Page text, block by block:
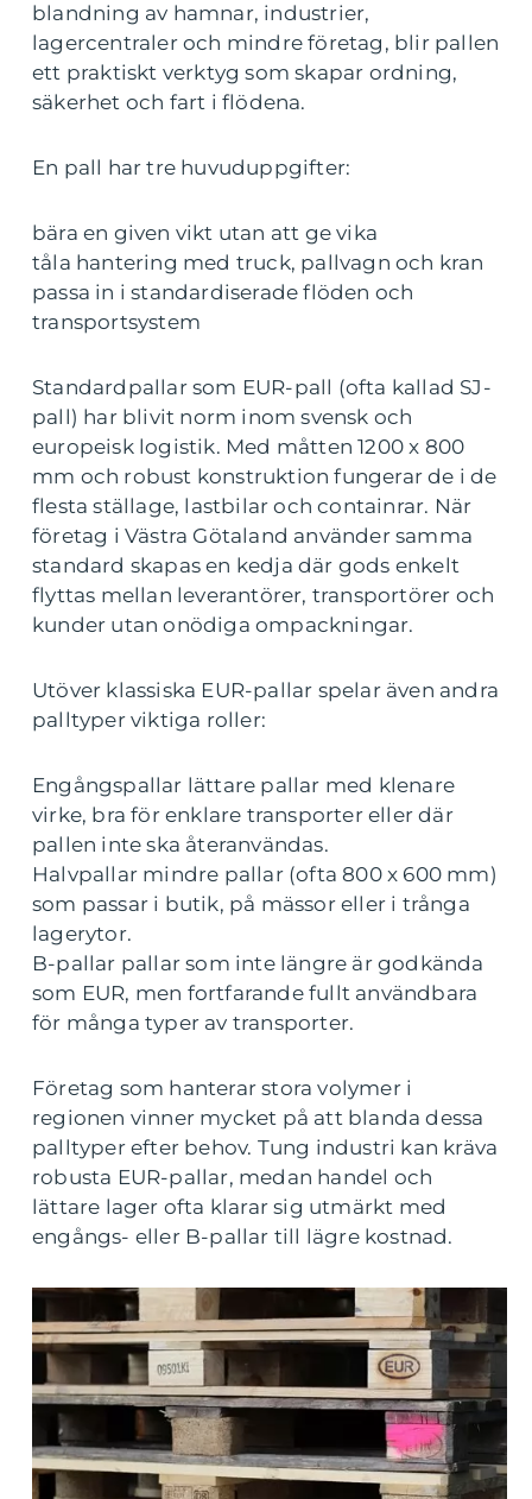
blandning av hamnar, industrier,
lagercentraler och mindre företag, blir pallen
ett praktiskt verktyg som skapar ordning,
säkerhet och fart i flödena.
En pall har tre huvuduppgifter:
bära en given vikt utan att ge vika
tåla hantering med truck, pallvagn och kran
passa in i standardiserade flöden och
transportsystem
Standardpallar som EUR-pall (ofta kallad SJ-
pall) har blivit norm inom svensk och
europeisk logistik. Med måtten 1200 x 800
mm och robust konstruktion fungerar de i de
flesta ställage, lastbilar och containrar. När
företag i Västra Götaland använder samma
standard skapas en kedja där gods enkelt
flyttas mellan leverantörer, transportörer och
kunder utan onödiga ompackningar.
Utöver klassiska EUR-pallar spelar även andra
palltyper viktiga roller:
Engångspallar lättare pallar med klenare
virke, bra för enklare transporter eller där
pallen inte ska återanvändas.
Halvpallar mindre pallar (ofta 800 x 600 mm)
som passar i butik, på mässor eller i trånga
lagerytor.
B-pallar pallar som inte längre är godkända
som EUR, men fortfarande fullt användbara
för många typer av transporter.
Företag som hanterar stora volymer i
regionen vinner mycket på att blanda dessa
palltyper efter behov. Tung industri kan kräva
robusta EUR-pallar, medan handel och
lättare lager ofta klarar sig utmärkt med
engångs- eller B-pallar till lägre kostnad.